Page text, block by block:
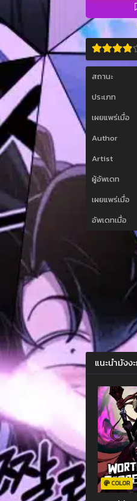
ก
สถานะ
ประเภท
เผยแพร่เมื่อ
Author
Artist
ผู้อัพเดท
เผยแพร่เมื่อ
อัพเดทเมื่อ
แนะนำมังง
COLOR